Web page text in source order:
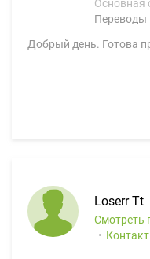
Основная
Переводы
Добрый день. Готова
Loserr Tt
Смотреть